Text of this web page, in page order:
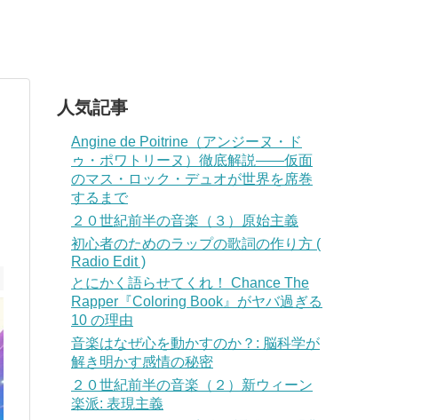
人気記事
Angine de Poitrine（アンジーヌ・ド
ゥ・ポワトリーヌ）徹底解説——仮面
のマス・ロック・デュオが世界を席巻
するまで
２０世紀前半の音楽（３）原始主義
初心者のためのラップの歌詞の作り方 (
Radio Edit )
とにかく語らせてくれ！ Chance The
Rapper『Coloring Book』がヤバ過ぎる
10 の理由
音楽はなぜ心を動かすのか？: 脳科学が
解き明かす感情の秘密
２０世紀前半の音楽（２）新ウィーン
楽派: 表現主義